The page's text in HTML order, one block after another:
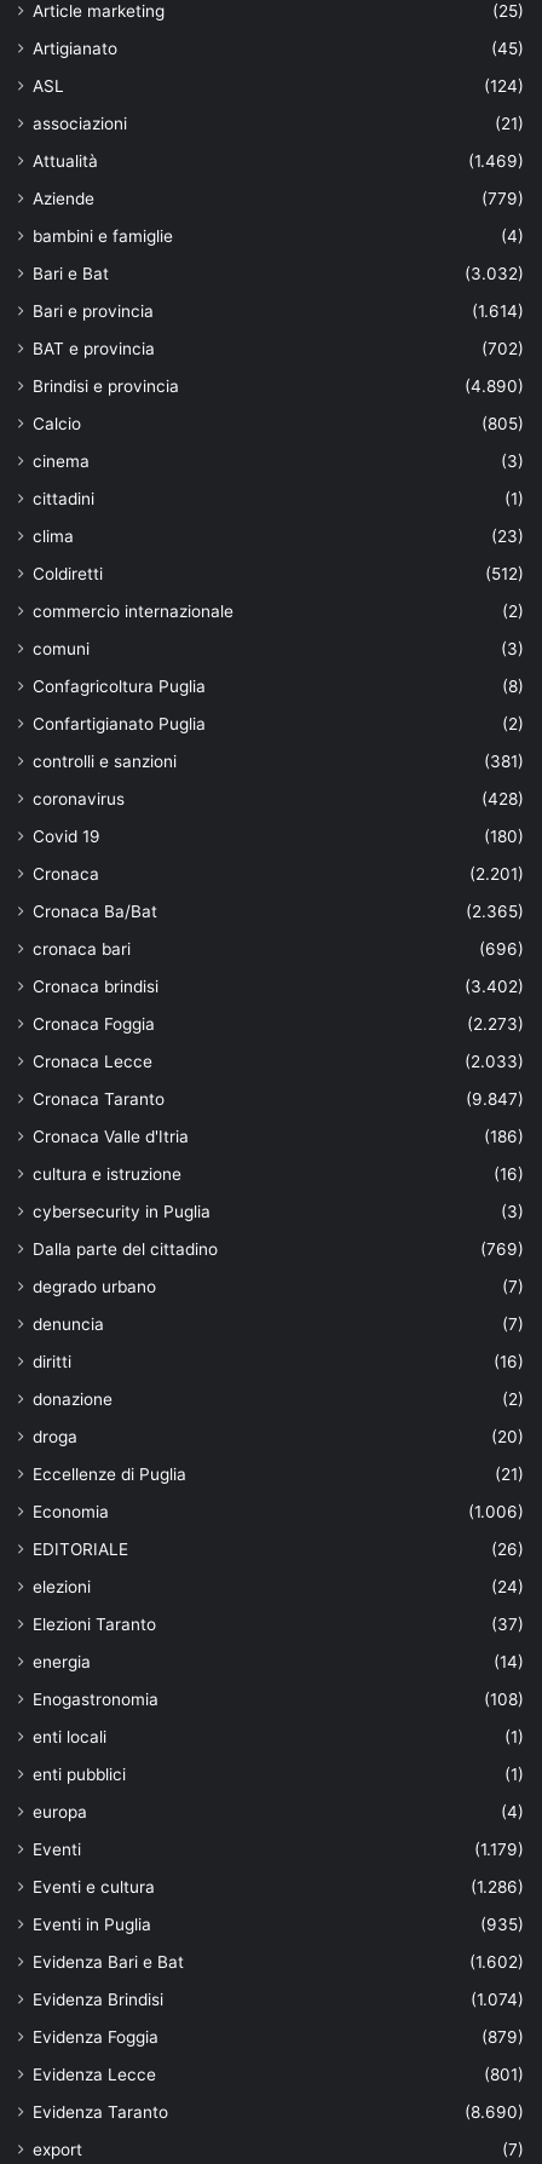
Article marketing
(25)
Artigianato
(45)
ASL
(124)
associazioni
(21)
Attualità
(1.469)
Aziende
(779)
bambini e famiglie
(4)
Bari e Bat
(3.032)
Bari e provincia
(1.614)
BAT e provincia
(702)
Brindisi e provincia
(4.890)
Calcio
(805)
cinema
(3)
cittadini
(1)
clima
(23)
Coldiretti
(512)
commercio internazionale
(2)
comuni
(3)
Confagricoltura Puglia
(8)
Confartigianato Puglia
(2)
controlli e sanzioni
(381)
coronavirus
(428)
Covid 19
(180)
Cronaca
(2.201)
Cronaca Ba/Bat
(2.365)
cronaca bari
(696)
Cronaca brindisi
(3.402)
Cronaca Foggia
(2.273)
Cronaca Lecce
(2.033)
Cronaca Taranto
(9.847)
Cronaca Valle d'Itria
(186)
cultura e istruzione
(16)
cybersecurity in Puglia
(3)
Dalla parte del cittadino
(769)
degrado urbano
(7)
denuncia
(7)
diritti
(16)
donazione
(2)
droga
(20)
Eccellenze di Puglia
(21)
Economia
(1.006)
EDITORIALE
(26)
elezioni
(24)
Elezioni Taranto
(37)
energia
(14)
Enogastronomia
(108)
enti locali
(1)
enti pubblici
(1)
europa
(4)
Eventi
(1.179)
Eventi e cultura
(1.286)
Eventi in Puglia
(935)
Evidenza Bari e Bat
(1.602)
Evidenza Brindisi
(1.074)
Evidenza Foggia
(879)
Evidenza Lecce
(801)
Evidenza Taranto
(8.690)
export
(7)